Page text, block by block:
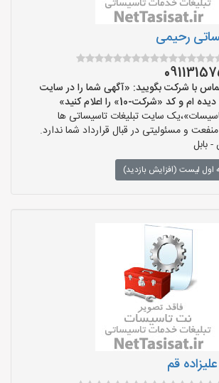
رحیمی
با شرکت بگویید: «آگهی شما را در سایت
کد «شرکت-10» را اعلام کنید»
سایت تبلیغات تاسیساتی ها
و مسئولیتی در قبال قرارداد شما ندارد.
- بابل
اول لیست (افزایش بازدید)
قم